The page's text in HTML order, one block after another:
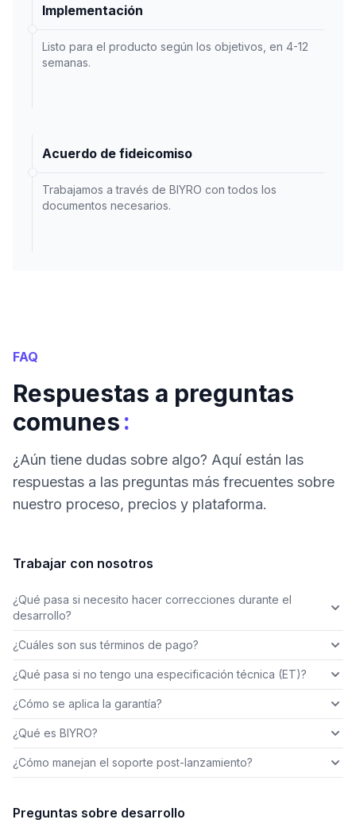
Implementación
Listo para el producto según los objetivos, en 4-12
semanas.
Acuerdo de fideicomiso
Trabajamos a través de BIYRO con todos los
documentos necesarios.
FAQ
Respuestas a preguntas
comunes:
¿Aún tiene dudas sobre algo? Aquí están las
respuestas a las preguntas más frecuentes sobre
nuestro proceso, precios y plataforma.
Trabajar con nosotros
¿Qué pasa si necesito hacer correcciones durante el
desarrollo?
¿Cuáles son sus términos de pago?
¿Qué pasa si no tengo una especificación técnica (ET)?
¿Cómo se aplica la garantía?
¿Qué es BIYRO?
¿Cómo manejan el soporte post-lanzamiento?
Preguntas sobre desarrollo